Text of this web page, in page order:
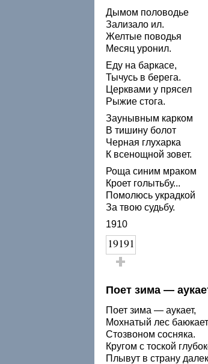
Дымом половодье
Зализало ил.
Желтые поводья
Месяц уронил.
Еду на баркасе,
Тычусь в берега.
Церквами у прясел
Рыжие стога.
Заунывным карком
В тишину болот
Черная глухарка
К всенощной зовет.
Роща синим мраком
Кроет голытьбу...
Помолюсь украдкой
За твою судьбу.
1910
19191
Поет зима —
Поет зима — аукает,
Мохнатый лес баюкает
Стозвоном сосняка.
Кругом с тоской
Плывут в страну